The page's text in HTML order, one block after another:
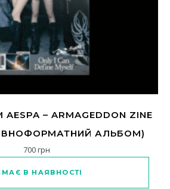
– ARMAGEDDON ZINE
АЛЬБОМ)
700грн
В НАЯВНОСТІ